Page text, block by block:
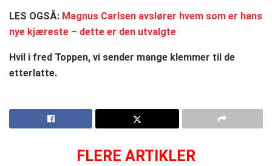
LES OGSÅ: Magnus Carlsen avslører hvem som er hans
nye kjæreste – dette er den utvalgte
Hvil i fred Toppen, vi sender mange klemmer til de
etterlatte.
FLERE ARTIKLER